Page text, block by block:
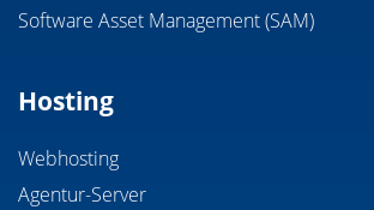
Software Asset Management (SAM)
Hosting
Webhosting
Agentur-Server